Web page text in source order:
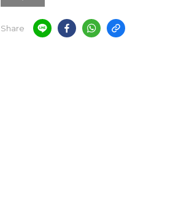
Share